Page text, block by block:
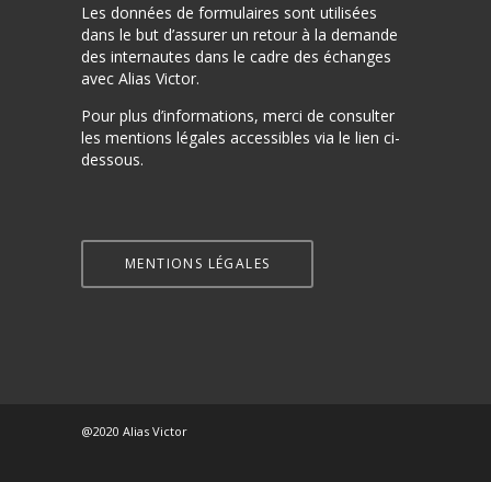
Les données de formulaires sont utilisées
dans le but d’assurer un retour à la demande
des internautes dans le cadre des échanges
avec Alias Victor.
Pour plus d’informations, merci de consulter
les mentions légales accessibles via le lien ci-
dessous.
MENTIONS LÉGALES
@2020 Alias Victor